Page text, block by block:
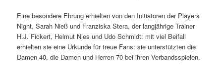
Eine besondere Ehrung erhielten von den Initiatoren der Players
Night, Sarah Nieß und Franziska Stera, der langjährige Trainer
H.J. Fickert, Helmut Nies und Udo Schmidt: mit viel Beifall
erhielten sie eine Urkunde für treue Fans: sie unterstützten die
Damen 40, die Damen und Herren 70 bei ihren Verbandsspielen.